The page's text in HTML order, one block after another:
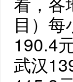
目）
190.4
武汉